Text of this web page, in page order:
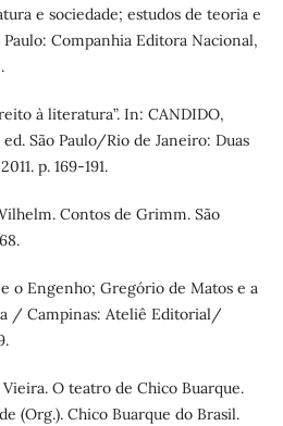
e sociedade; estudos de teoria e
Companhia Editora Nacional,
à literatura”. In: CANDIDO,
São Paulo/Rio de Janeiro: Duas
p. 169-191.
Contos de Grimm. São
o Engenho; Gregório de Matos e a
/ Campinas: Ateliê Editorial/
O teatro de Chico Buarque.
(Org.). Chico Buarque do Brasil.